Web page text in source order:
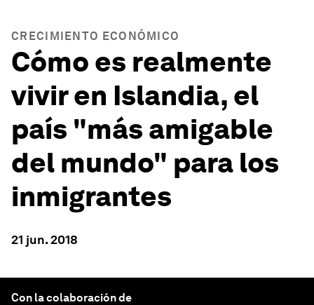
CRECIMIENTO ECONÓMICO
Cómo es realmente
vivir en Islandia, el
país "más amigable
del mundo" para los
inmigrantes
21 jun. 2018
Con la colaboración de